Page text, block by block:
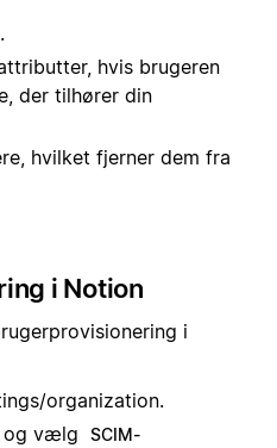
hvis brugeren
der tilhører din
hvilket fjerner dem fra
i Notion
i
organization.
og vælg
SCIM-